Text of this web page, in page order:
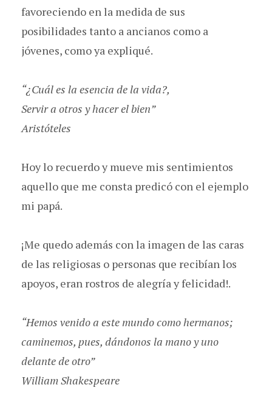
favoreciendo en la medida de sus
posibilidades tanto a ancianos como a
jóvenes, como ya expliqué.
“¿Cuál es la esencia de la vida?,
Servir a otros y hacer el bien”
Aristóteles
Hoy lo recuerdo y mueve mis sentimientos
aquello que me consta predicó con el ejemplo
mi papá.
¡Me quedo además con la imagen de las caras
de las religiosas o personas que recibían los
apoyos, eran rostros de alegría y felicidad!.
“Hemos venido a este mundo como hermanos;
caminemos, pues, dándonos la mano y uno
delante de otro”
William Shakespeare